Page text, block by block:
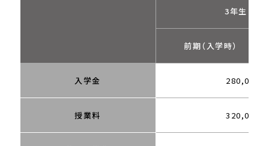
3年生（編
前期（入学時）
入学金 280,000
授業料 320,000